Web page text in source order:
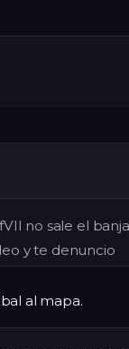
no sale el
y te denuncio
al mapa.